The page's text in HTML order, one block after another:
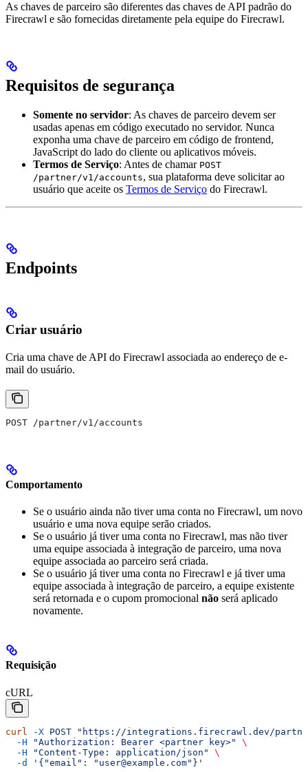
As chaves de parceiro são diferentes das chaves de API padrão do
Firecrawl e são fornecidas diretamente pela equipe do Firecrawl.
Requisitos de segurança
Somente no servidor: As chaves de parceiro devem ser
usadas apenas em código executado no servidor. Nunca
exponha uma chave de parceiro em código de frontend,
JavaScript do lado do cliente ou aplicativos móveis.
Termos de Serviço: Antes de chamar POST
/partner/v1/accounts, sua plataforma deve solicitar ao
usuário que aceite os Termos de Serviço do Firecrawl.
Endpoints
Criar usuário
Cria uma chave de API do Firecrawl associada ao endereço de e-
mail do usuário.
POST /partner/v1/accounts
Comportamento
Se o usuário ainda não tiver uma conta no Firecrawl, um novo
usuário e uma nova equipe serão criados.
Se o usuário já tiver uma conta no Firecrawl, mas não tiver
uma equipe associada à integração de parceiro, uma nova
equipe associada ao parceiro será criada.
Se o usuário já tiver uma conta no Firecrawl e já tiver uma
equipe associada à integração de parceiro, a equipe existente
será retornada e o cupom promocional não será aplicado
novamente.
Requisição
cURL
curl -X POST "https://integrations.firecrawl.dev/
  -H
"Authorization: Bearer <partner key>"
\
  -H
"Content-Type: application/json"
\
  -d
'{"email": "user@example.com"}'